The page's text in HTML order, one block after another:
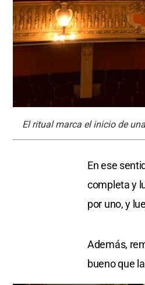
El ritual marca el inicio de
En ese
completa y
por uno, y
Además,
bueno que